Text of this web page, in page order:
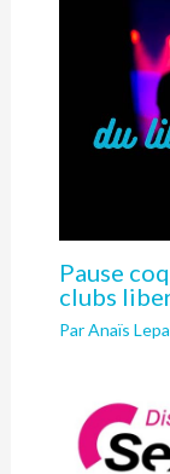
Pause
clubs
ParAnaïs